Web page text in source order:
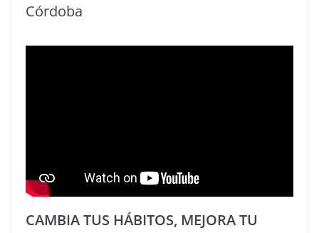
Córdoba
CAMBIA TUS HÁBITOS, MEJORA TU